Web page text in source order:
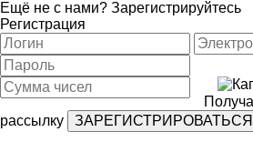
Ещё не с нами? Зарегистрируйтесь
Регистрация
рассылку